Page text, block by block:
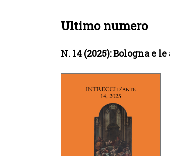
Ultimo numero
N. 14 (2025): Bologna e